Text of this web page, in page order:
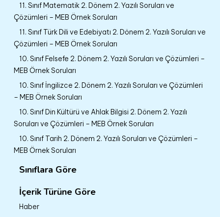
11. Sınıf Matematik 2. Dönem 2. Yazılı Soruları ve
Çözümleri – MEB Örnek Soruları
11. Sınıf Türk Dili ve Edebiyatı 2. Dönem 2. Yazılı Soruları ve
Çözümleri – MEB Örnek Soruları
10. Sınıf Felsefe 2. Dönem 2. Yazılı Soruları ve Çözümleri –
MEB Örnek Soruları
10. Sınıf İngilizce 2. Dönem 2. Yazılı Soruları ve Çözümleri
– MEB Örnek Soruları
10. Sınıf Din Kültürü ve Ahlak Bilgisi 2. Dönem 2. Yazılı
Soruları ve Çözümleri – MEB Örnek Soruları
10. Sınıf Tarih 2. Dönem 2. Yazılı Soruları ve Çözümleri –
MEB Örnek Soruları
Sınıflara Göre
İçerik Türüne Göre
Haber